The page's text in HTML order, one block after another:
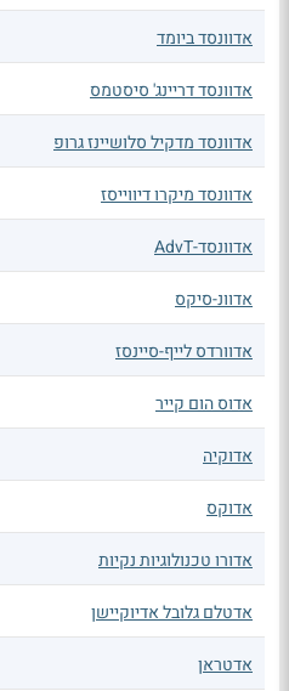
אדוונסד ביומד
אדוונסד דריינג' סיסטמס
אדוונסד מדקיל סלושיינז גרופ
אדוונסד מיקרו דיווייסז
אדוונסד-AdvT
אדוונ-סיקס
אדוורדס לייף-סיינסז
אדוס הום קייר
אדוקיה
אדוקס
אדורו טכנולוגיות נקיות
אדטלם גלובל אדיוקיישן
אדטראן